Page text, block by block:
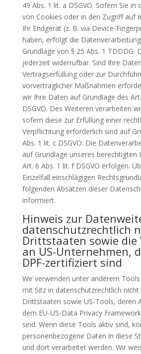
49 Abs. 1 lit. a DSGVO. Sofern Sie in
von Cookies oder in den Zugriff auf
Ihr Endgerät (z. B. via Device-
haben, erfolgt die
Grundlage von § 25 Abs. 1 TDDDG.
jederzeit widerrufbar. Sind Ihre
Vertragserfüllung oder zur
vorvertraglicher Maßnahmen
wir Ihre Daten auf Grundlage des
DSGVO. Des Weiteren verarbeiten
sofern diese zur Erfüllung einer
Verpflichtung erforderlich sind auf
Abs. 1 lit. c DSGVO. Die
auf Grundlage unseres berechtigten
Art. 6 Abs. 1 lit. f DSGVO erfolgen.
Einzelfall einschlägigen
folgenden Absätzen dieser
informiert.
Hinweis zur
datenschutzrechtlich
Drittstaaten sowie die
an US-Unternehmen,
DPF-zertifiziert sind
Wir verwenden unter anderem
mit Sitz in datenschutzrechtlich nicht
Drittstaaten sowie US-Tools, deren
dem EU-US-Data Privacy
sind. Wenn diese Tools aktiv sind,
personenbezogene Daten in diese
und dort verarbeitet werden. Wir